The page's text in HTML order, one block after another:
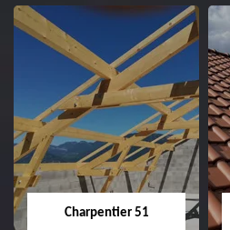
Entreprise de
couverture 51
Charpentier 51